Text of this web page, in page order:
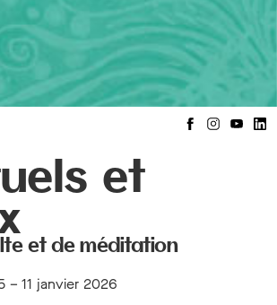
et
et de méditation
– 11 janvier 2026